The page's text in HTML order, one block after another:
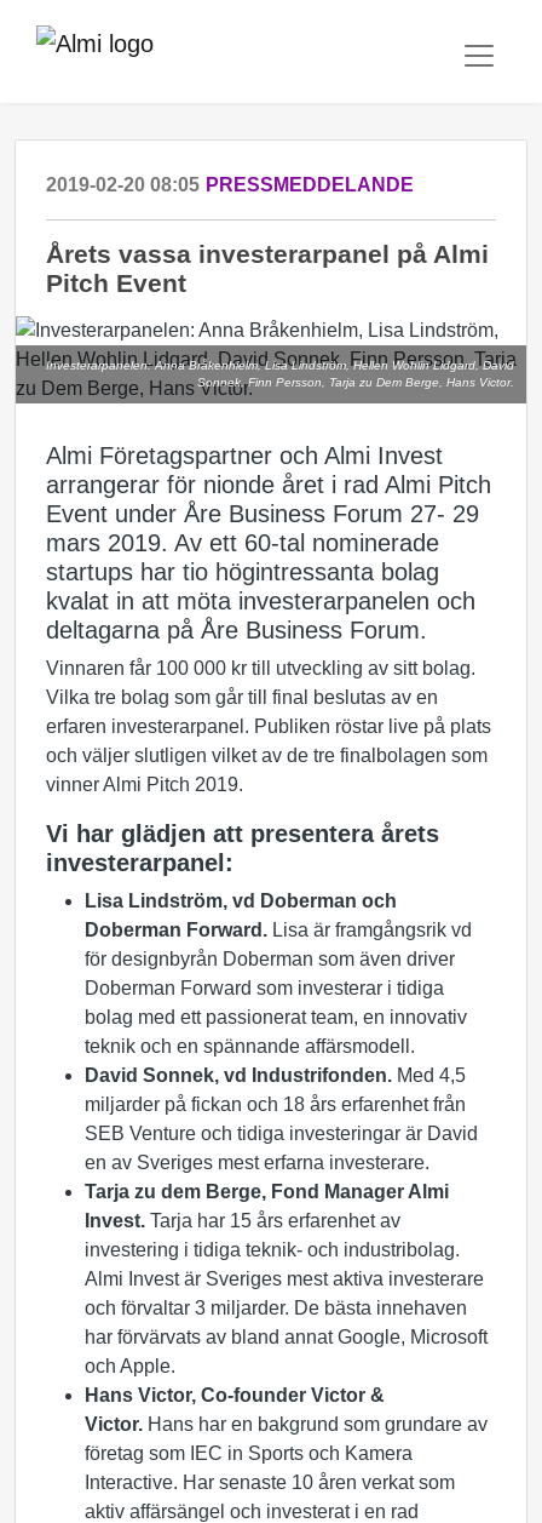
2019-02-20 08:05 PRESSMEDDELANDE
Årets vassa investerarpanel på Almi
Pitch Event
Investerarpanelen: Anna Bråkenhielm, Lisa Lindström, Hellen Wohlin Lidgard, David
Sonnek, Finn Persson, Tarja zu Dem Berge, Hans Victor.
Almi Företagspartner och Almi Invest
arrangerar för nionde året i rad Almi Pitch
Event under Åre Business Forum 27- 29
mars 2019. Av ett 60-tal nominerade
startups har tio högintressanta bolag
kvalat in att möta investerarpanelen och
deltagarna på Åre Business Forum.
Vinnaren får 100 000 kr till utveckling av sitt bolag.
Vilka tre bolag som går till final beslutas av en
erfaren investerarpanel. Publiken röstar live på plats
och väljer slutligen vilket av de tre finalbolagen som
vinner Almi Pitch 2019.
Vi har glädjen att presentera årets
investerarpanel:
Lisa Lindström, vd Doberman och
Doberman Forward. Lisa är framgångsrik vd
för designbyrån Doberman som även driver
Doberman Forward som investerar i tidiga
bolag med ett passionerat team, en innovativ
teknik och en spännande affärsmodell.
David Sonnek, vd Industrifonden. Med 4,5
miljarder på fickan och 18 års erfarenhet från
SEB Venture och tidiga investeringar är David
en av Sveriges mest erfarna investerare.
Tarja zu dem Berge, Fond Manager Almi
Invest. Tarja har 15 års erfarenhet av
investering i tidiga teknik- och industribolag.
Almi Invest är Sveriges mest aktiva investerare
och förvaltar 3 miljarder. De bästa innehaven
har förvärvats av bland annat Google, Microsoft
och Apple.
Hans Victor, Co-founder Victor &
Victor. Hans har en bakgrund som grundare av
företag som IEC in Sports och Kamera
Interactive. Har senaste 10 åren verkat som
aktiv affärsängel och investerat i en rad